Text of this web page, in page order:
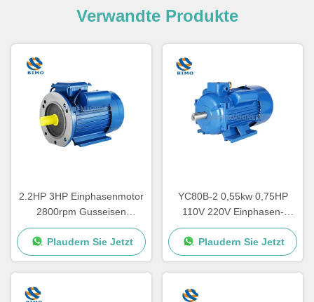
Verwandte Produkte
2.2HP 3HP Einphasenmotor
2800rpm Gusseisen
Gehäuse Kondensator
Startmotor CSR
Plaudern Sie Jetzt
YC80B-2 0,55kw 0,75HP
110V 220V Einphasen-
Elektromotor für
Luftkompressor
Plaudern Sie Jetzt